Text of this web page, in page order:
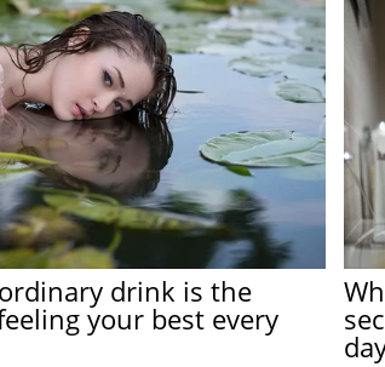
drink is the
your best every